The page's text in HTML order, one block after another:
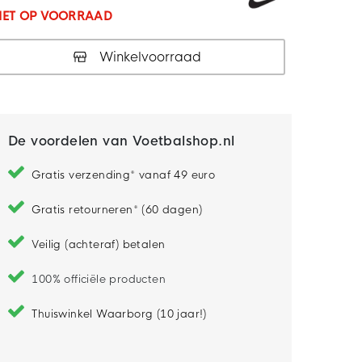
OP VOORRAAD
Winkelvoorraad
De voordelen van Voetbalshop.nl
Gratis verzending* vanaf 49 euro
Gratis retourneren* (60 dagen)
Veilig (achteraf) betalen
100% officiële producten
Thuiswinkel Waarborg (10 jaar!)